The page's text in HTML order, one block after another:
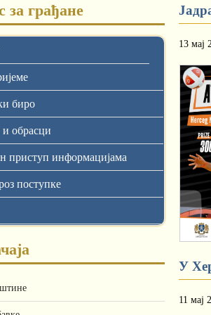
за грађане
биро
и обрасци
приступ информацијама
поступке
13 мај
У
11 мај